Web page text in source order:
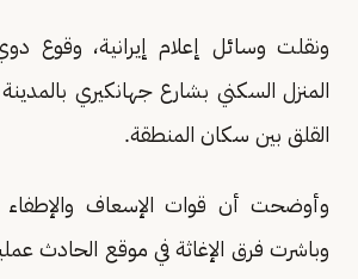
ونقلت وسائل إعلام إيرانية، وقوع
المنزل السكني بشارع جهانكيري
القلق بين سكان المنطقة.
وأوضحت أن قوات الإسعاف والإطفاء
وباشرت فرق الإغاثة في موقع الحادث